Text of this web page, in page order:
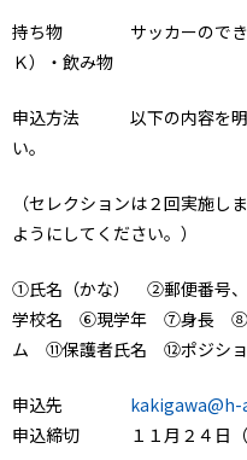
持ち物 サッカーのできる
Ｋ）・飲み物
申込方法 以下の内容を明
い。
（セレクションは２回実施し
ようにしてください。）
①氏名（かな） ②郵便番
学校名 ⑥現学年 ⑦身長 ⑧
ム ⑪保護者氏名 ⑫ポジシ
申込先
申込締切 １１月２４日（